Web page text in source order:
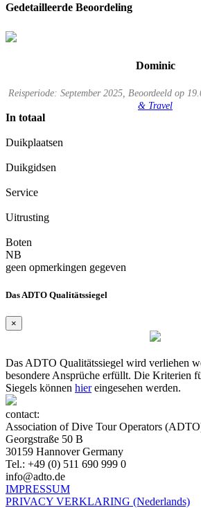
Gedetailleerde Beoordeling
Dominic
Reisperiode: September 2025, Beoordeeld op
& Travel
In totaal
Duikplaatsen
Duikgidsen
Service
Uitrusting
Boten
NB
geen opmerkingen gegeven
Das ADTO Qualitätssiegel
×
Das ADTO Qualitätssiegel wird verliehen
besondere Ansprüche erfüllt. Die Kriterien
Siegels können hiereingesehen werden.
contact:
Association of Dive Tour Operators
Georgstraße 50 B
30159 Hannover Germany
Tel.: +49 (0) 511 690 999 0
info@adto.de
IMPRESSUM
PRIVACY VERKLARING (Nederlands)